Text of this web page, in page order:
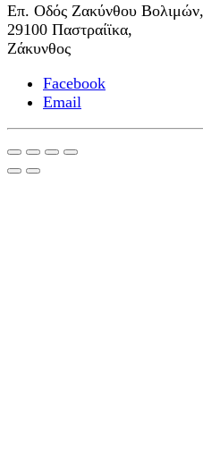
Επ. Οδός Ζακύνθου Βολιμών,
29100 Παστραίϊκα,
Ζάκυνθος
Facebook
Email